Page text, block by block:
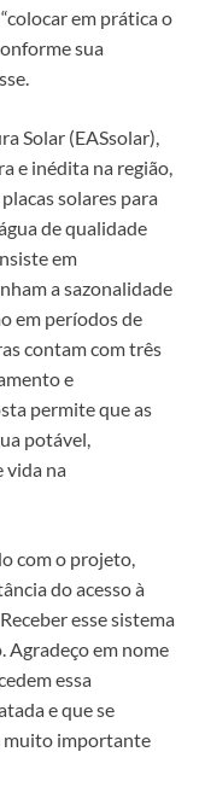
em prática o
sua
Solar (EASsolar),
e inédita na região,
solares para
de qualidade
em
a sazonalidade
em períodos de
contam com três
e
permite que as
potável,
vida na
com o projeto,
do acesso à
esse sistema
Agradeço em nome
essa
e que se
muito importante